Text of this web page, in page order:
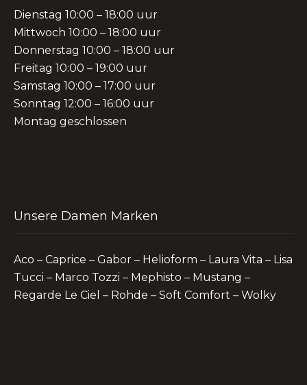
Dienstag 10:00 – 18:00 uur
Mittwoch 10:00 – 18:00 uur
Donnerstag 10:00 – 18:00 uur
Freitag 10:00 – 19:00 uur
Samstag 10:00 – 17:00 uur
Sonntag 12:00 – 16:00 uur
Montag geschlossen
Unsere Damen Marken
Aco – Caprice – Gabor – Helioform – Laura Vita – Lisa
Tucci – Marco Tozzi – Mephisto – Mustang –
Regarde Le Ciel – Rohde – Soft Comfort – Wolky